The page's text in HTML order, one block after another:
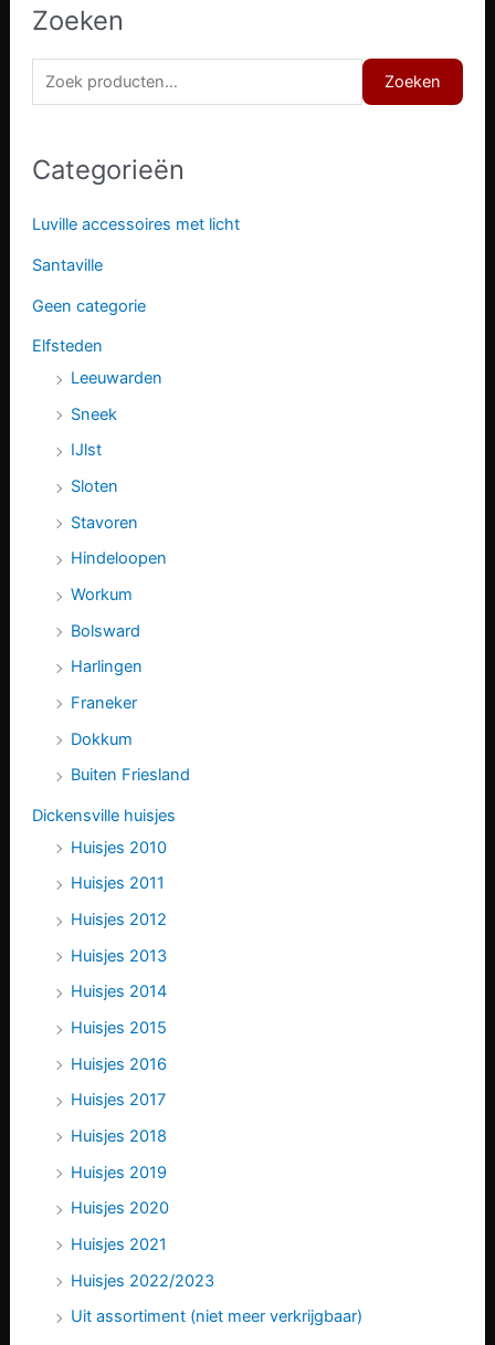
Zoeken
o
k
n
n
a
Zoeken
Categorieën
Luville accessoires met licht
Santaville
Geen categorie
Elfsteden
Leeuwarden
Sneek
IJlst
Sloten
Stavoren
Hindeloopen
Workum
Bolsward
Harlingen
Franeker
Dokkum
Buiten Friesland
Dickensville huisjes
Huisjes 2010
Huisjes 2011
Huisjes 2012
Huisjes 2013
Huisjes 2014
Huisjes 2015
Huisjes 2016
Huisjes 2017
Huisjes 2018
Huisjes 2019
Huisjes 2020
Huisjes 2021
Huisjes 2022/2023
Uit assortiment (niet meer verkrijgbaar)